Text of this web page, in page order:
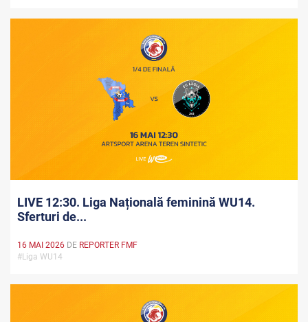
LIVE 12:30. Liga Națională feminină WU14.
Sferturi de...
16 MAI 2026 DE REPORTER FMF
#Liga WU14